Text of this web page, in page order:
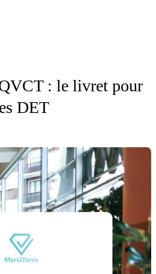
: le livret pour
DET